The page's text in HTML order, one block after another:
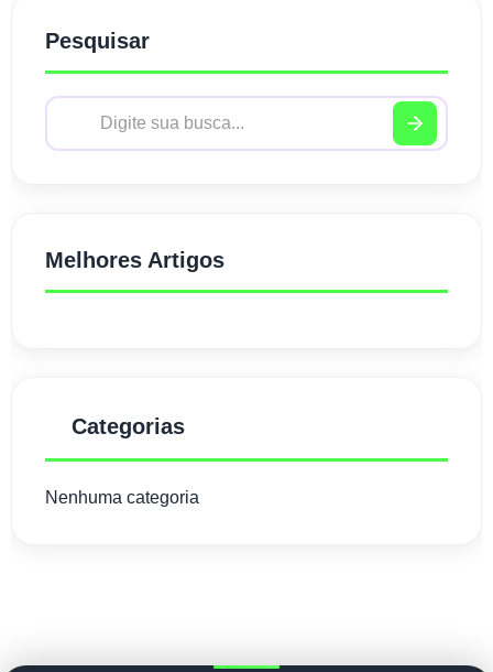
Pesquisar
Melhores Artigos
Categorias
Nenhuma categoria